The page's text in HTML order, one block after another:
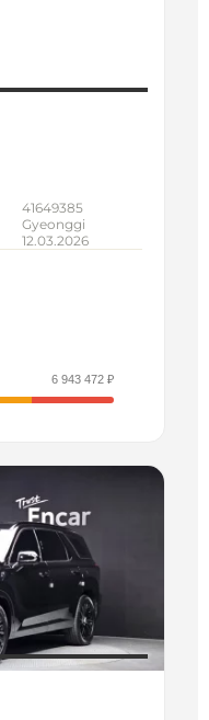
41649385
Gyeonggi
12.03.2026
6 943 472 ₽